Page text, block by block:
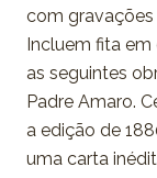
com gravações
Incluem fita
as seguintes
Padre Amaro.
a edição de
uma carta